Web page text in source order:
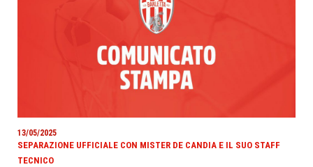
13/05/2025
SEPARAZIONE UFFICIALE CON MISTER DE CANDIA E IL SUO STAFF
TECNICO